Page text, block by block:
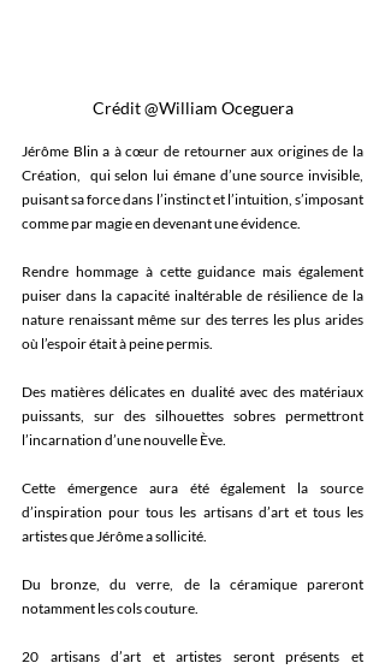
Crédit @William Oceguera
Jérôme Blin a à cœur de retourner aux origines de la
Création,  qui selon lui émane d’une source invisible,
puisant sa force dans l’instinct et l’intuition, s’imposant
comme par magie en devenant une évidence.
Rendre hommage à cette guidance mais également
puiser dans la capacité inaltérable de résilience de la
nature renaissant même sur des terres les plus arides
où l’espoir était à peine permis.
Des matières délicates en dualité avec des matériaux
puissants, sur des silhouettes sobres permettront
l’incarnation d’une nouvelle Ève.
Cette émergence aura été également la source
d’inspiration pour tous les artisans d’art et tous les
artistes que Jérôme a sollicité.
Du bronze, du verre, de la céramique pareront
notamment les cols couture.
20 artisans d’art et artistes seront présents et